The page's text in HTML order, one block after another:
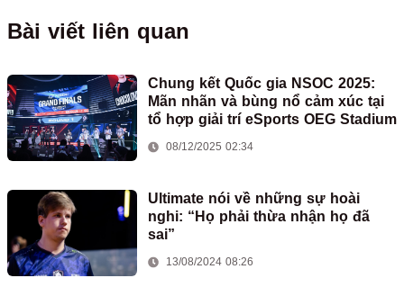
Bài viết liên quan
Chung kết Quốc gia NSOC 2025:
Mãn nhãn và bùng nổ cảm xúc tại
tổ hợp giải trí eSports OEG Stadium
08/12/2025 02:34
Ultimate nói về những sự hoài
nghi: “Họ phải thừa nhận họ đã
sai”
13/08/2024 08:26